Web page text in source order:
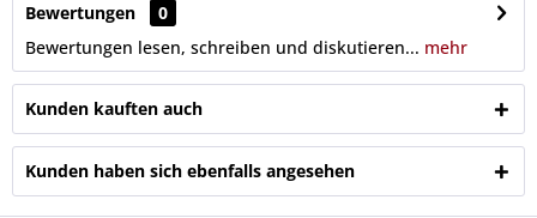
Bewertungen
0
Bewertungen lesen, schreiben und diskutieren... mehr
Kunden kauften auch
Kunden haben sich ebenfalls angesehen